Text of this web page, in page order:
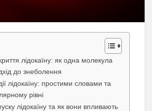
лідокаїну: як одна молекула
до знеболення
лідокаїну: простими словами та
рівні
лідокаїну та як вони впливають